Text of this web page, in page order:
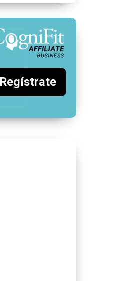
Regístrate